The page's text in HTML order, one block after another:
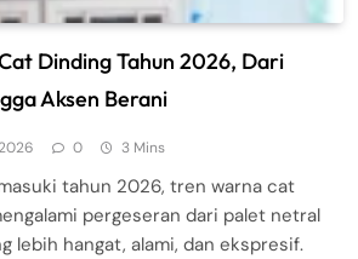
Dinding Tahun 2026, Dari
Aksen Berani
0 3 Mins
tahun 2026, tren warna cat
pergeseran dari palet netral
lebih hangat, alami, dan ekspresif.